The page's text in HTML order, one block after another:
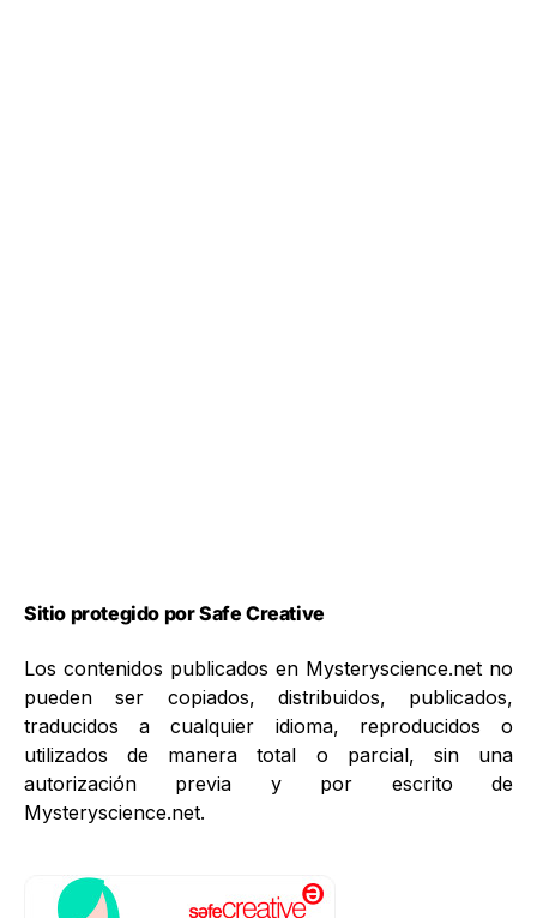
Sitio protegido por Safe Creative
Los contenidos publicados en Mysteryscience.net no
pueden ser copiados, distribuidos, publicados,
traducidos a cualquier idioma, reproducidos o
utilizados de manera total o parcial, sin una
autorización previa y por escrito de
Mysteryscience.net.